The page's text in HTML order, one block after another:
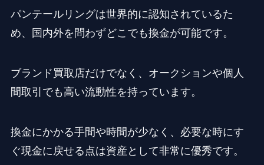
パンテールリングは世界的に認知されているた
め、国内外を問わずどこでも換金が可能です。
ブランド買取店だけでなく、オークションや個人
間取引でも高い流動性を持っています。
換金にかかる手間や時間が少なく、必要な時にす
ぐ現金に戻せる点は資産として非常に優秀です。